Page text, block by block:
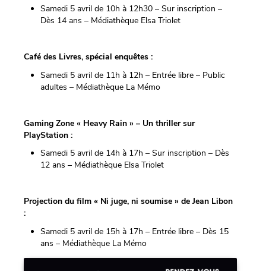
Samedi 5 avril de 10h à 12h30 – Sur inscription –
Dès 14 ans – Médiathèque Elsa Triolet
Café des Livres, spécial enquêtes :
Samedi 5 avril de 11h à 12h – Entrée libre – Public
adultes – Médiathèque La Mémo
Gaming Zone « Heavy Rain » – Un thriller sur
PlayStation :
Samedi 5 avril de 14h à 17h – Sur inscription – Dès
12 ans – Médiathèque Elsa Triolet
Projection du film « Ni juge, ni soumise » de Jean Libon
:
Samedi 5 avril de 15h à 17h – Entrée libre – Dès 15
ans – Médiathèque La Mémo